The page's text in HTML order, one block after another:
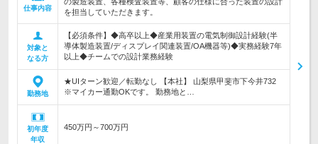
仕事内容
を担当していただきます。
対象と
なる方
【必須条件】◆高卒以上◆産業用装置の電気制御設計経験(半
導体製造装置/ディスプレイ関連装置/OA機器等)◆実務経験7年
以上◆チームでの設計業務経験
勤務地
★UIターン歓迎／転勤なし 【本社】 山梨県甲斐市下今井732
※マイカー通勤OKです。 勤務地と…
初年度
年収
450万円～700万円